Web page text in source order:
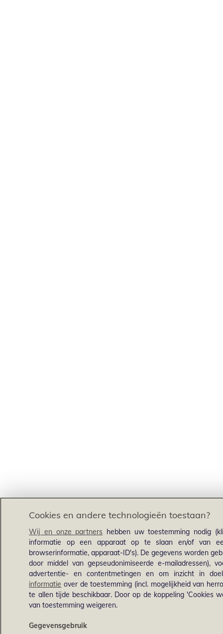
Cookies en andere technologieën toestaan?
Wij en onze partners hebben uw toestemming nodig
informatie op een apparaat op te slaan en/of van
browserinformatie, apparaat-ID's). De gegevens worden
door middel van gepseudonimiseerde e-mailadressen),
advertentie- en contentmetingen en om inzicht in
informatie over de toestemming (incl. mogelijkheid van
te allen tijde beschikbaar. Door op de koppeling 'Cookies
van toestemming weigeren.
Gegevensgebruik